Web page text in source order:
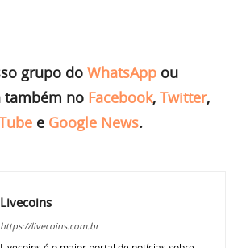
grupo do WhatsApp ou
também no Facebook, Twitter,
e Google News.
Livecoins
https://livecoins.com.br